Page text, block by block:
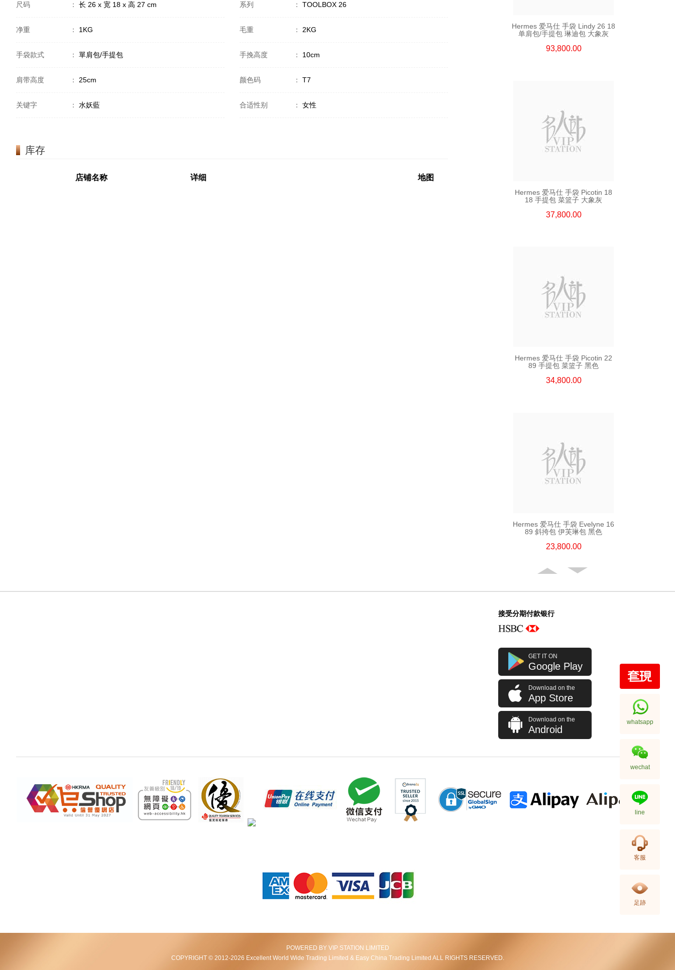
尺码 ： 长 26 x 宽 18 x 高 27 cm 系列 ： TOOLBOX 26
净重 ： 1KG 毛重 ： 2KG
手袋款式 ： 單肩包/手提包 手挽高度 ： 10cm
肩带高度 ： 25cm 颜色码 ： T7
关键字 ： 水妖藍 合适性别 ： 女性
库存
店铺名称 详细 地图
Hermes 爱马仕 手袋 Lindy 26 18
单肩包/手提包 琳迪包 大象灰
93,800.00
Hermes 爱马仕 手袋 Picotin 18
18 手提包 菜篮子 大象灰
37,800.00
Hermes 爱马仕 手袋 Picotin 22
89 手提包 菜篮子 黑色
34,800.00
Hermes 爱马仕 手袋 Evelyne 16
89 斜挎包 伊芙琳包 黑色
23,800.00
Hermes 爱马仕 手袋 Evelyne 29
89 斜挎包 伊芙琳包 黑色
32,800.00
接受分期付款银行
GET IT ON
Google Play
Download on the
App Store
Download on the
Android
POWERED BY VIP STATION LIMITED
COPYRIGHT © 2012-2026 Excellent World Wide Trading Limited & Easy China Trading Limited ALL RIGHTS RESERVED.
whatsapp
wechat
line
客服
足跡